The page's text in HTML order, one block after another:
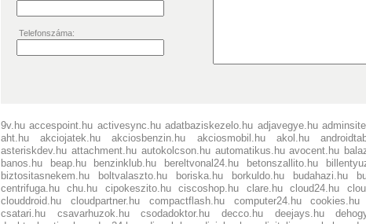
Telefonszáma:
9v.hu accespoint.hu activesync.hu adatbaziskezelo.hu adjavegye.hu
aht.hu
akciojatek.hu akciosbenzin.hu akciosmobil.hu akol.hu
asteriskdev.hu attachment.hu autokolcson.hu automatikus.hu avocent.hu
banos.hu
beap.hu benzinklub.hu bereltvonal24.hu betonszallito.hu
biztositasnekem.hu
boltvalaszto.hu boriska.hu borkuldo.hu budahazi.hu
centrifuga.hu
chu.hu cipokeszito.hu ciscoshop.hu clare.hu cloud24.hu
clouddroid.hu
cloudpartner.hu compactflash.hu computer24.hu cookies.hu
csatari.hu
csavarhuzok.hu csodadoktor.hu decco.hu deejays.hu